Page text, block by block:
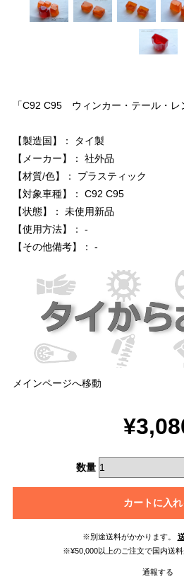
「C92 C95 ウィンカー・テール・
【製造国】： タイ製
【メーカー】： 社外品
【材質/色】： プラスティック
【対象車種】： C92 C95
【状態】： 未使用新品
【使用方法】： -
【その他備考】： -
メインページへ移動
数量
カートに入れ
※別途送料がかかります。
※¥50,000以上のご注文で国内送料
通報する